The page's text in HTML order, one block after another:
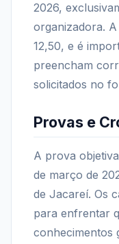
2026,
organizadora.
12,50, e é
preencham
solicitados no
Provas e
A prova
de março de
de Jacareí. Os
para enfrentar
conhecimentos